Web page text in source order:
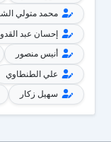
محمد متولي
إحسان عبد
أنيس منصور
علي الطنطاوي
سهيل زكار